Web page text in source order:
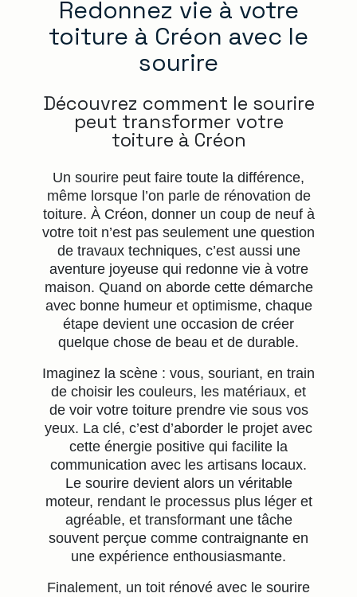
Redonnez vie à votre
toiture à Créon avec le
sourire
Découvrez comment le sourire
peut transformer votre
toiture à Créon
Un sourire peut faire toute la différence,
même lorsque l’on parle de rénovation de
toiture. À Créon, donner un coup de neuf à
votre toit n’est pas seulement une question
de travaux techniques, c’est aussi une
aventure joyeuse qui redonne vie à votre
maison. Quand on aborde cette démarche
avec bonne humeur et optimisme, chaque
étape devient une occasion de créer
quelque chose de beau et de durable.
Imaginez la scène : vous, souriant, en train
de choisir les couleurs, les matériaux, et
de voir votre toiture prendre vie sous vos
yeux. La clé, c’est d’aborder le projet avec
cette énergie positive qui facilite la
communication avec les artisans locaux.
Le sourire devient alors un véritable
moteur, rendant le processus plus léger et
agréable, et transformant une tâche
souvent perçue comme contraignante en
une expérience enthousiasmante.
Finalement, un toit rénové avec le sourire